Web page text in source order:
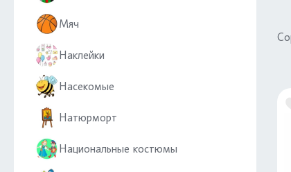
Мяч
Наклейки
Насекомые
Натюрморт
Национальные костюмы